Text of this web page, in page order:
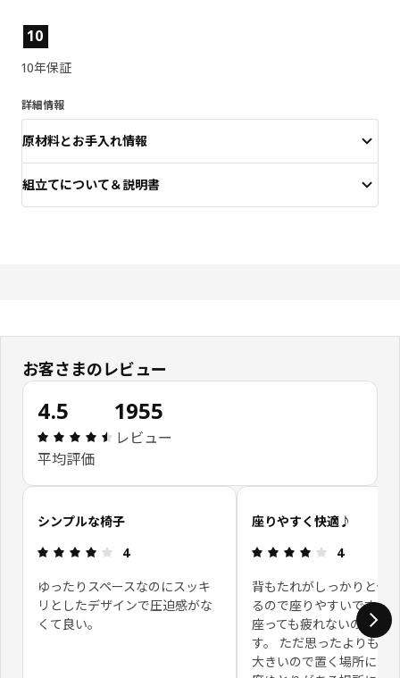
製品の特徴
10
10年保証
詳細情報
原材料とお手入れ情報
組立てについて＆説明書
お客さまのレビュー
4.5
レビュー: 4.5 5 星の数 総レビュー: 1955
平均評価
1955
レビュー
お客さまレビューをスキップ
シンプルな椅子
レビュー: 4 5 星の数
4
ゆったりスペースなのにスッキ
リとしたデザインで圧迫感がな
くて良い。
座りやすく快適♪
レビュー:
4
背もたれがしっかりと保
るので座りやすいです。
座っても疲れないので快
す。 ただ思ったよりもサ
大きいので置く場所には